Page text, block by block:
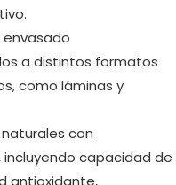
envasado
a distintos formatos
como láminas y
con
capacidad de
antioxidante,